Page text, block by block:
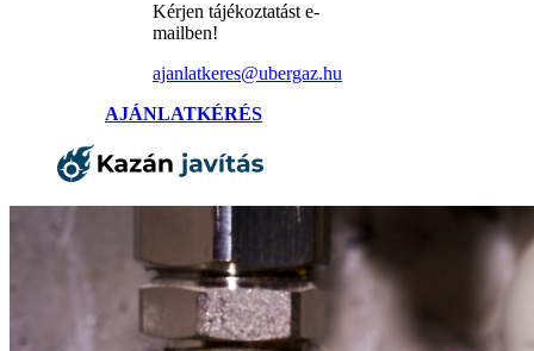
Kérjen tájékoztatást e-
mailben!
ajanlatkeres@ubergaz.hu
AJÁNLATKÉRÉS